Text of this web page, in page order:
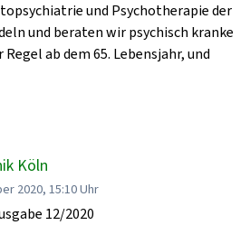
und Psychotherapie der
und beraten wir psychisch kranke
ab dem 65. Lebensjahr, und
Köln
2020, 15:10 Uhr
12/2020